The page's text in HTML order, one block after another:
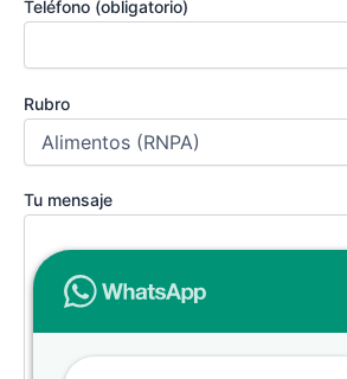
Teléfono (obligatorio)
Rubro
Tu mensaje